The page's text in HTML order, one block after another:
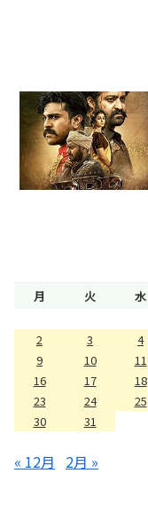
月 火 水
2
3 4
9
10 11
16
17 18
23
24 25
30
31
« 12月 2月 »